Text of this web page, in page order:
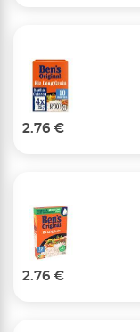
2.76 €
2.76 €